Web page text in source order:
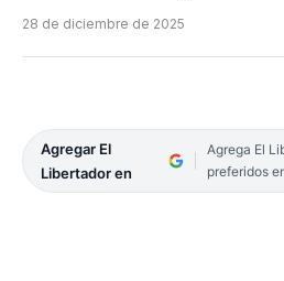
28 de diciembre de 2025
Agregar El
Libertador en
Agrega El
preferidos